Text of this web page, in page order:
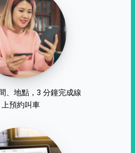
、地點，3 分鐘完成線
上預約叫車